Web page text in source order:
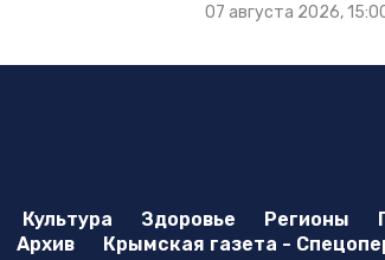
07 августа 2026,
Культура Здоровье Регионы
Архив Крымская газета -